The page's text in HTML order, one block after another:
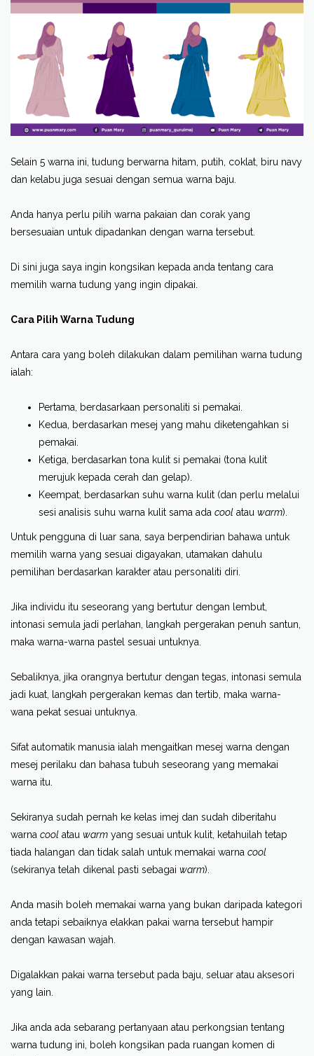
Selain 5 warna ini, tudung berwarna hitam, putih, coklat, biru navy
dan kelabu juga sesuai dengan semua warna baju.
Anda hanya perlu pilih warna pakaian dan corak yang
bersesuaian untuk dipadankan dengan warna tersebut.
Di sini juga saya ingin kongsikan kepada anda tentang cara
memilih warna tudung yang ingin dipakai.
Cara Pilih Warna Tudung
Antara cara yang boleh dilakukan dalam pemilihan warna tudung
ialah:
Pertama, berdasarkaan personaliti si pemakai.
Kedua, berdasarkan mesej yang mahu diketengahkan si
pemakai.
Ketiga, berdasarkan tona kulit si pemakai (tona kulit
merujuk kepada cerah dan gelap).
Keempat, berdasarkan suhu warna kulit (dan perlu melalui
sesi analisis suhu warna kulit sama ada cool atau warm).
Untuk pengguna di luar sana, saya berpendirian bahawa untuk
memilih warna yang sesuai digayakan, utamakan dahulu
pemilihan berdasarkan karakter atau personaliti diri.
Jika individu itu seseorang yang bertutur dengan lembut,
intonasi semula jadi perlahan, langkah pergerakan penuh santun,
maka warna-warna pastel sesuai untuknya.
Sebaliknya, jika orangnya bertutur dengan tegas, intonasi semula
jadi kuat, langkah pergerakan kemas dan tertib, maka warna-
wana pekat sesuai untuknya.
Sifat automatik manusia ialah mengaitkan mesej warna dengan
mesej perilaku dan bahasa tubuh seseorang yang memakai
warna itu.
Sekiranya sudah pernah ke kelas imej dan sudah diberitahu
warna cool atau warm yang sesuai untuk kulit, ketahuilah tetap
tiada halangan dan tidak salah untuk memakai warna cool
(sekiranya telah dikenal pasti sebagai warm).
Anda masih boleh memakai warna yang bukan daripada kategori
anda tetapi sebaiknya elakkan pakai warna tersebut hampir
dengan kawasan wajah.
Digalakkan pakai warna tersebut pada baju, seluar atau aksesori
yang lain.
Jika anda ada sebarang pertanyaan atau perkongsian tentang
warna tudung ini, boleh kongsikan pada ruangan komen di